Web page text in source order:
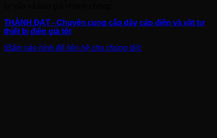
THÀNH ĐẠT - Chuyên cung cấp dây cáp điện và vật tư
thiết bị điện giá tốt
(Bấm vào hình để liên hệ cho chúng tôi):